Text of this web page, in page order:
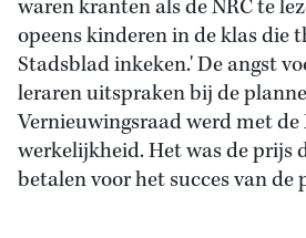
waren kranten als de NRC te
opeens kinderen in de klas die
Stadsblad inkeken.' De angst
leraren uitspraken bij de
Vernieuwingsraad werd met
werkelijkheid. Het was de prijs
betalen voor het succes van de